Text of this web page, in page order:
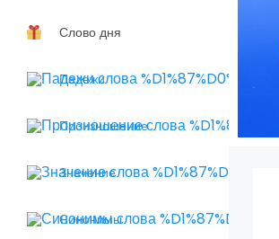
Слово дня
Падежи
Произношение
Значение
Синонимы